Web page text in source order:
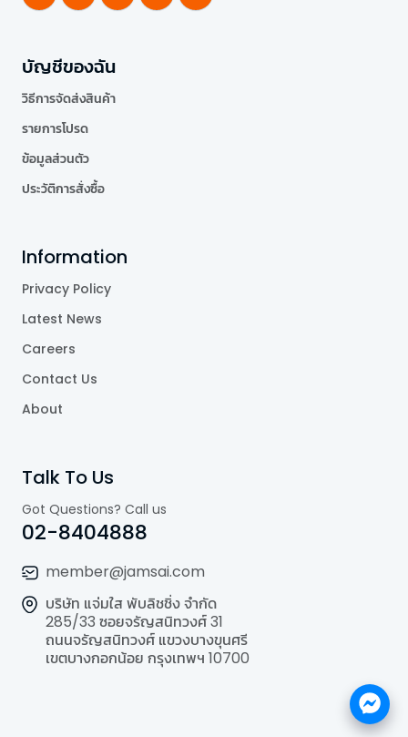
บัญชีของฉัน
วิธีการจัดส่งสินค้า
รายการโปรด
ข้อมูลส่วนตัว
ประวัติการสั่งซื้อ
Information
Privacy Policy
Latest News
Careers
Contact Us
About
Talk To Us
Got Questions? Call us
02-8404888
member@jamsai.com
บริษัท แจ่มใส พับลิชชิ่ง จำกัด
285/33 ซอยจรัญสนิทวงศ์ 31
ถนนจรัญสนิทวงศ์ แขวงบางขุนศรี
เขตบางกอกน้อย กรุงเทพฯ 10700